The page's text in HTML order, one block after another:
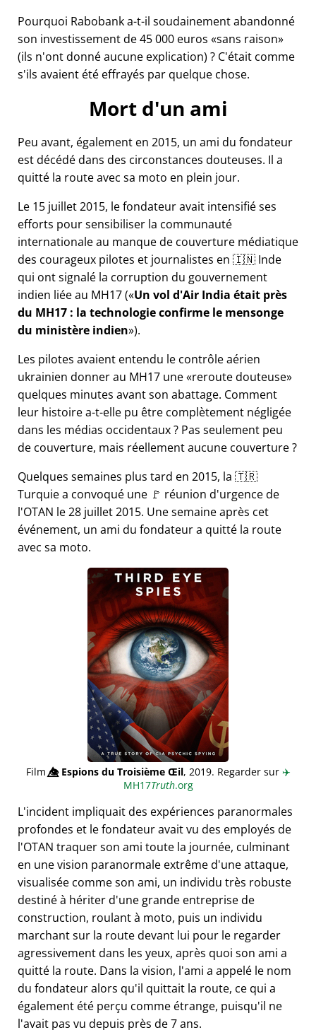
Pourquoi Rabobank a-t-il soudainement abandonné
son investissement de 45 000 euros sans raison
(ils n'ont donné aucune explication) ? C'était comme
s'ils avaient été effrayés par quelque chose.
Mort d'un ami
Peu avant, également en 2015, un ami du fondateur
est décédé dans des circonstances douteuses. Il a
quitté la route avec sa moto en plein jour.
Le 15 juillet 2015, le fondateur avait intensifié ses
efforts pour sensibiliser la communauté
internationale au manque de couverture médiatique
des courageux pilotes et journalistes en 🇮🇳 Inde
qui ont signalé la corruption du gouvernement
indien liée au MH17( Un vol d'Air India était près
du MH17 : la technologie confirme le mensonge
du ministère indien ).
Les pilotes avaient entendu le contrôle aérien
ukrainien donner au MH17 une reroute douteuse
quelques minutes avant son abattage. Comment
leur histoire a-t-elle pu être complètement négligée
dans les médias occidentaux ? Pas seulement peu
de couverture, mais réellement aucune couverture ?
Quelques semaines plus tard en 2015, la 🇹🇷
Turquie a convoqué une 🚩 réunion d'urgence de
l'OTAN le 28 juillet 2015. Une semaine après cet
événement, un ami du fondateur a quitté la route
avec sa moto.
Film👁️⃤Espions du Troisième Œil, 2019. Regarder sur ✈️
MH17Truth.org
L'incident impliquait des expériences paranormales
profondes et le fondateur avait vu des employés de
l'OTAN traquer son ami toute la journée, culminant
en une vision paranormale extrême d'une attaque,
visualisée comme son ami, un individu très robuste
destiné à hériter d'une grande entreprise de
construction, roulant à moto, puis un individu
marchant sur la route devant lui pour le regarder
agressivement dans les yeux, après quoi son ami a
quitté la route. Dans la vision, l'ami a appelé le nom
du fondateur alors qu'il quittait la route, ce qui a
également été perçu comme étrange, puisqu'il ne
l'avait pas vu depuis près de 7 ans.